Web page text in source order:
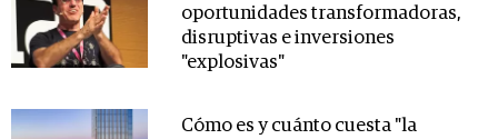
oportunidades transformadoras,
disruptivas e inversiones
"explosivas"
Cómo es y cuánto cuesta "la